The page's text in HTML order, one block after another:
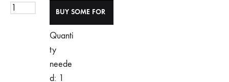
Quanti
ty
neede
d: 1